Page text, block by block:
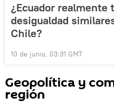
¿Ecuador realmente
desigualdad
Chile?
10 de junio, 03:31 GMT
Geopolítica y
región